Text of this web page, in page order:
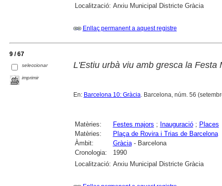
Localització: Arxiu Municipal Districte Gràcia
Enllaç permanent a aquest registre
9 / 67
seleccionar
imprimir
L'Estiu urbà viu amb gresca la Festa
En: Barcelona 10: Gràcia. Barcelona, núm. 56
Matèries: Festes majors ; Inauguració; Places
Matèries:
Plaça de Rovira i Trias de Barcelona
Àmbit:
Gràcia- Barcelona
Cronologia:
1990
Localització: Arxiu Municipal Districte Gràcia